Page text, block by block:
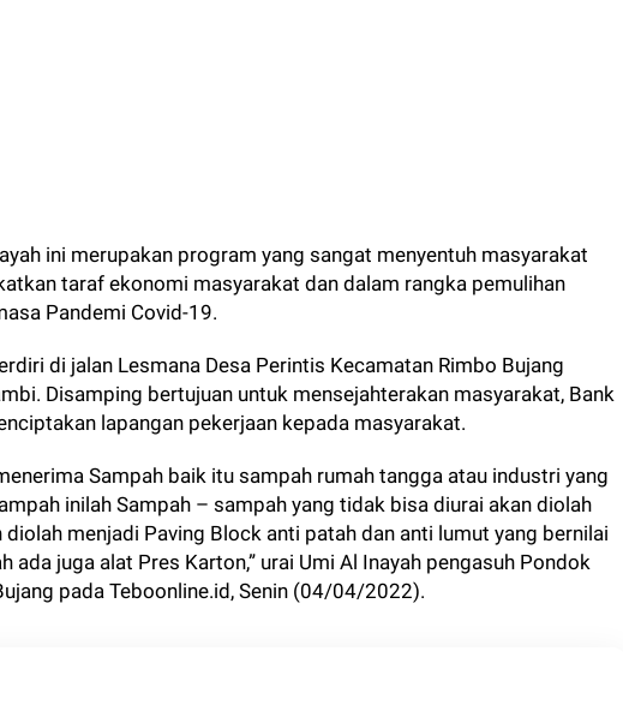
ini merupakan program yang sangat menyentuh masyarakat
taraf ekonomi masyarakat dan dalam rangka pemulihan
Pandemi Covid-19.
di jalan Lesmana Desa Perintis Kecamatan Rimbo Bujang
Disamping bertujuan untuk mensejahterakan masyarakat, Bank
lapangan pekerjaan kepada masyarakat.
Sampah baik itu sampah rumah tangga atau industri yang
inilah Sampah – sampah yang tidak bisa diurai akan diolah
menjadi Paving Block anti patah dan anti lumut yang bernilai
ada juga alat Pres Karton,” urai Umi Al Inayah pengasuh Pondok
pada Teboonline.id, Senin (04/04/2022).